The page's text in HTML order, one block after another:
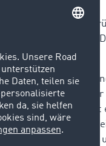
sein und
im PSD BANK
TIMOCOM: „Wir
Saison haben wir
gestellt. Für uns ist
ein attraktiver
zwei Saisons auch